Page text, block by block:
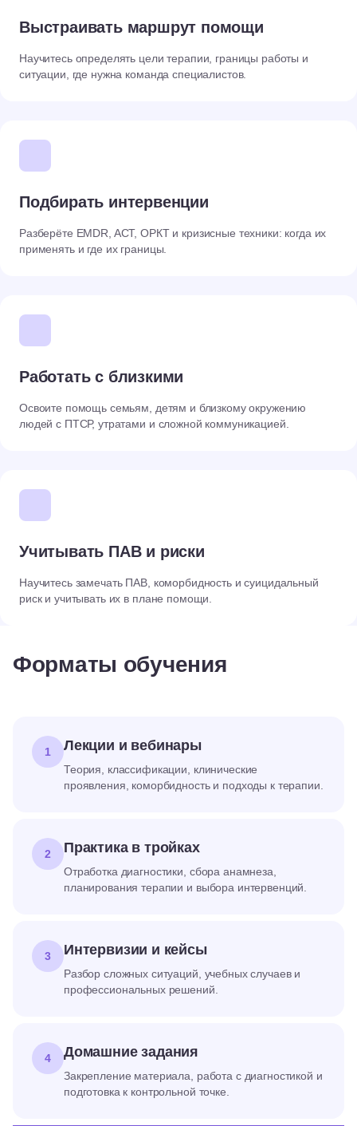
Выстраивать маршрут помощи
Научитесь определять цели терапии, границы работы и
ситуации, где нужна команда специалистов.
Подбирать интервенции
Разберёте EMDR, ACT, ОРКТ и кризисные техники: когда их
применять и где их границы.
Работать с близкими
Освоите помощь семьям, детям и близкому окружению
людей с ПТСР, утратами и сложной коммуникацией.
Учитывать ПАВ и риски
Научитесь замечать ПАВ, коморбидность и суицидальный
риск и учитывать их в плане помощи.
Форматы обучения
1 Лекции и вебинары
Теория, классификации, клинические
проявления, коморбидность и подходы к терапии.
2 Практика в тройках
Отработка диагностики, сбора анамнеза,
планирования терапии и выбора интервенций.
3 Интервизии и кейсы
Разбор сложных ситуаций, учебных случаев и
профессиональных решений.
4 Домашние задания
Закрепление материала, работа с диагностикой и
подготовка к контрольной точке.